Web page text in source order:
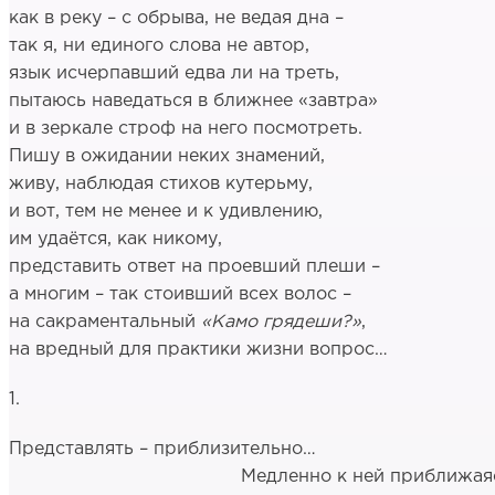
как в реку – с обрыва, не ведая дна –
так я, ни единого слова не автор,
язык исчерпавший едва ли на треть,
пытаюсь наведаться в ближнее «завтра»
и в зеркале строф на него посмотреть.
Пишу в ожидании неких знамений,
живу, наблюдая стихов кутерьму,
и вот, тем не менее и к удивлению,
им удаётся, как никому,
представить ответ на проевший плеши –
а многим – так стоивший всех волос –
на сакраментальный «Камо грядеши?»,
на вредный для практики жизни вопрос…
1.
Представлять – приблизительно…
Медленно к ней